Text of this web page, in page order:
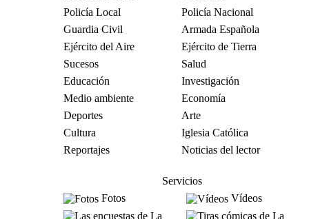
Policía Local
Policía Nacional
Guardia Civil
Armada Española
Ejército del Aire
Ejército de Tierra
Sucesos
Salud
Educación
Investigación
Medio ambiente
Economía
Deportes
Arte
Cultura
Iglesia Católica
Reportajes
Noticias del lector
Servicios
Fotos
Vídeos